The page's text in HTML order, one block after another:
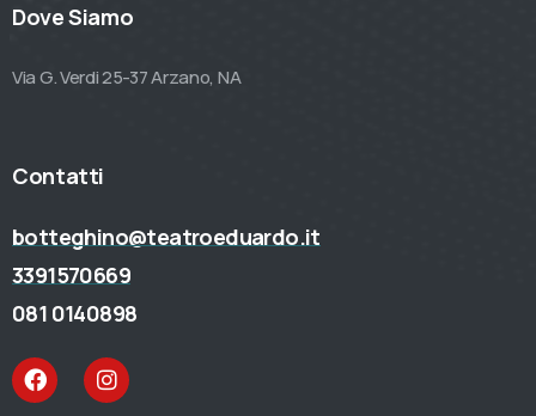
Dove Siamo
Via G. Verdi 25-37 Arzano, NA
Contatti
botteghino@teatroeduardo.it
3391570669
081 0140898